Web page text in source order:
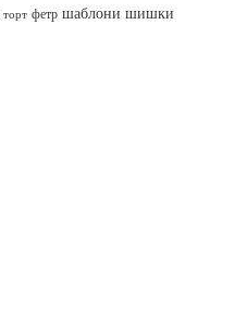
торт фетр шаблони шишки